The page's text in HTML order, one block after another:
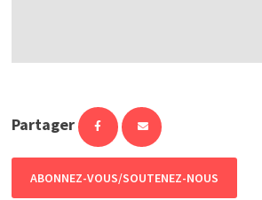
Partager
ABONNEZ-VOUS/SOUTENEZ-NOUS